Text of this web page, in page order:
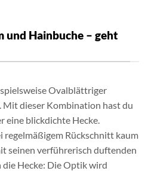
Hainbuche – geht
Ovalblättriger
Mit dieser Kombination hast du
eine blickdichte Hecke.
regelmäßigem Rückschnitt kaum
seinen verführerisch duftenden
die Hecke: Die Optik wird